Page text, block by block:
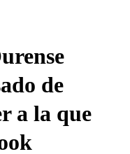
de
a la que